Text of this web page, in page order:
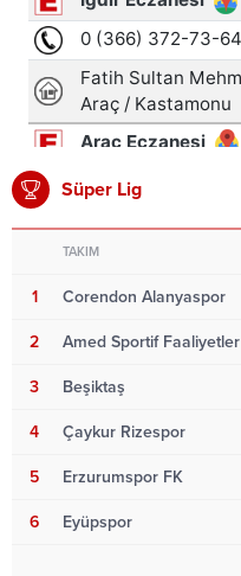
Süper Lig
TAKIM
1 Corendon Alanyaspor
2 Amed Sportif Faaliyetler
3 Beşiktaş
4 Çaykur Rizespor
5 Erzurumspor FK
6 Eyüpspor